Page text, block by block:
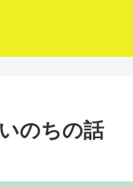
のちの話